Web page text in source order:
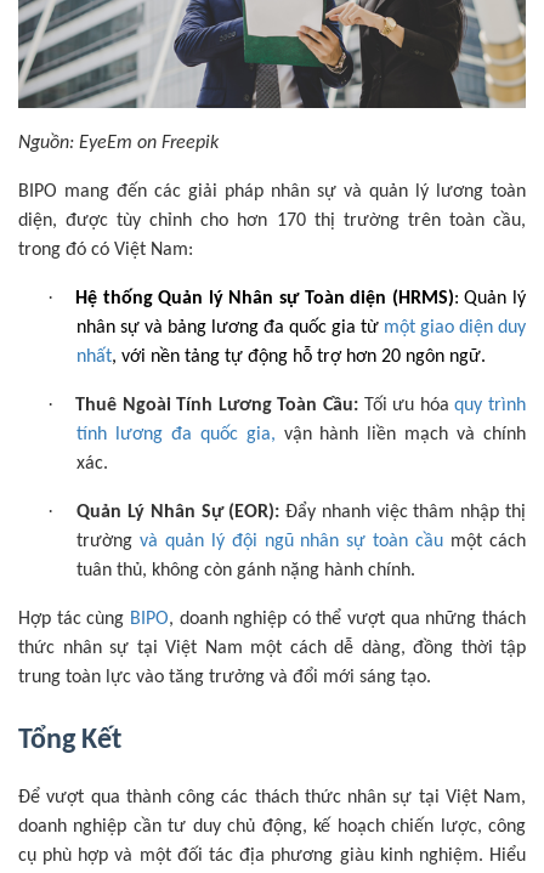
Nguồn: EyeEm on Freepik
BIPO mang đến các giải pháp nhân sự và quản lý lương toàn
diện, được tùy chỉnh cho hơn 170 thị trường trên toàn cầu,
trong đó có Việt Nam:
· Hệ thống Quản lý Nhân sự Toàn diện (HRMS): Quản lý
nhân sự và bảng lương đa quốc gia từ một giao diện duy
nhất, với nền tảng tự động hỗ trợ hơn 20 ngôn ngữ.
· Thuê Ngoài Tính Lương Toàn Cầu: Tối ưu hóaquy trình
tính lương đa quốc gia, vận hành liền mạch và chính
xác.
· Quản Lý Nhân Sự (EOR): Đẩy nhanh việc thâm nhập thị
trường và quản lý đội ngũ nhân sự toàn cầu một cách
tuân thủ, không còn gánh nặng hành chính.
Hợp tác cùng BIPO, doanh nghiệp có thể vượt qua những thách
thức nhân sự tại Việt Nam một cách dễ dàng, đồng thời tập
trung toàn lực vào tăng trưởng và đổi mới sáng tạo.
Tổng Kết
Để vượt qua thành công các thách thức nhân sự tại Việt Nam,
doanh nghiệp cần tư duy chủ động, kế hoạch chiến lược, công
cụ phù hợp và một đối tác địa phương giàu kinh nghiệm. Hiểu